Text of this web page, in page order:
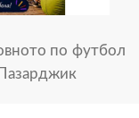
по футбол